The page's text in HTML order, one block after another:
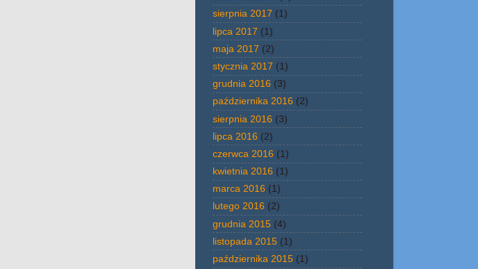
sierpnia 2017 (1)
lipca 2017 (1)
maja 2017 (2)
stycznia 2017 (1)
grudnia 2016 (3)
października 2016 (2)
sierpnia 2016 (3)
lipca 2016 (2)
czerwca 2016 (1)
kwietnia 2016 (1)
marca 2016 (1)
lutego 2016 (2)
grudnia 2015 (4)
listopada 2015 (1)
października 2015 (1)